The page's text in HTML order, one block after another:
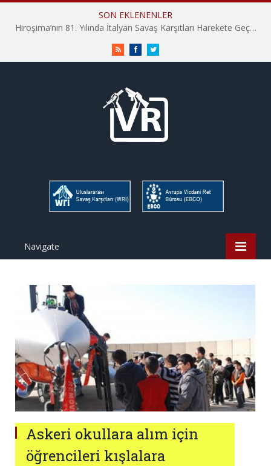
SON EKLENENLER
Hiroşima’nın 81. Yılında İtalyan Savaş Karşıtları Harekete Geçti: “Hatırlamak yeterli değil”
RSS FacebookTwitter
Navigate
Askeri okullara alım için
öğrencileri kışlalara